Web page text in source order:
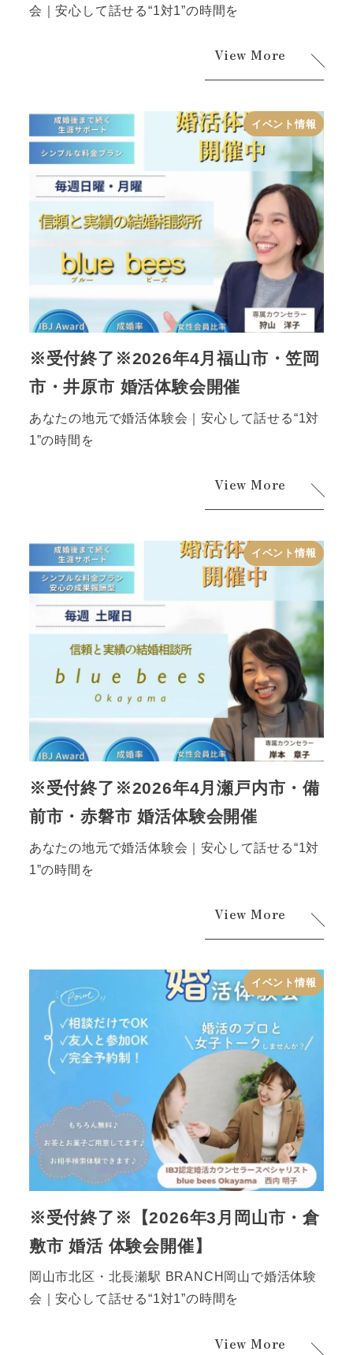
会｜安心して話せる“1対1”の時間を
View More
イベント情報
※受付終了※2026年4月福山市・笠岡
市・井原市 婚活体験会開催
あなたの地元で婚活体験会｜安心して話せる“1対
1”の時間を
View More
イベント情報
※受付終了※2026年4月瀬戸内市・備
前市・赤磐市 婚活体験会開催
あなたの地元で婚活体験会｜安心して話せる“1対
1”の時間を
View More
イベント情報
※受付終了※【2026年3月岡山市・倉
敷市 婚活 体験会開催】
岡山市北区・北長瀬駅 BRANCH岡山で婚活体験
会｜安心して話せる“1対1”の時間を
View More